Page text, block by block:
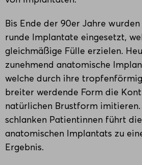
Bis Ende der 90er Jahre
runde Implantate eingesetzt,
gleichmäßige Fülle erzielen.
zunehmend anatomische
welche durch ihre
breiter werdende Form die
natürlichen Brustform
schlanken Patientinnen führt
anatomischen Implantats zu
Ergebnis.